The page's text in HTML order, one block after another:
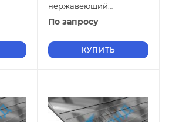
нержавеющий
шлифованный
По запросу
КУПИТЬ